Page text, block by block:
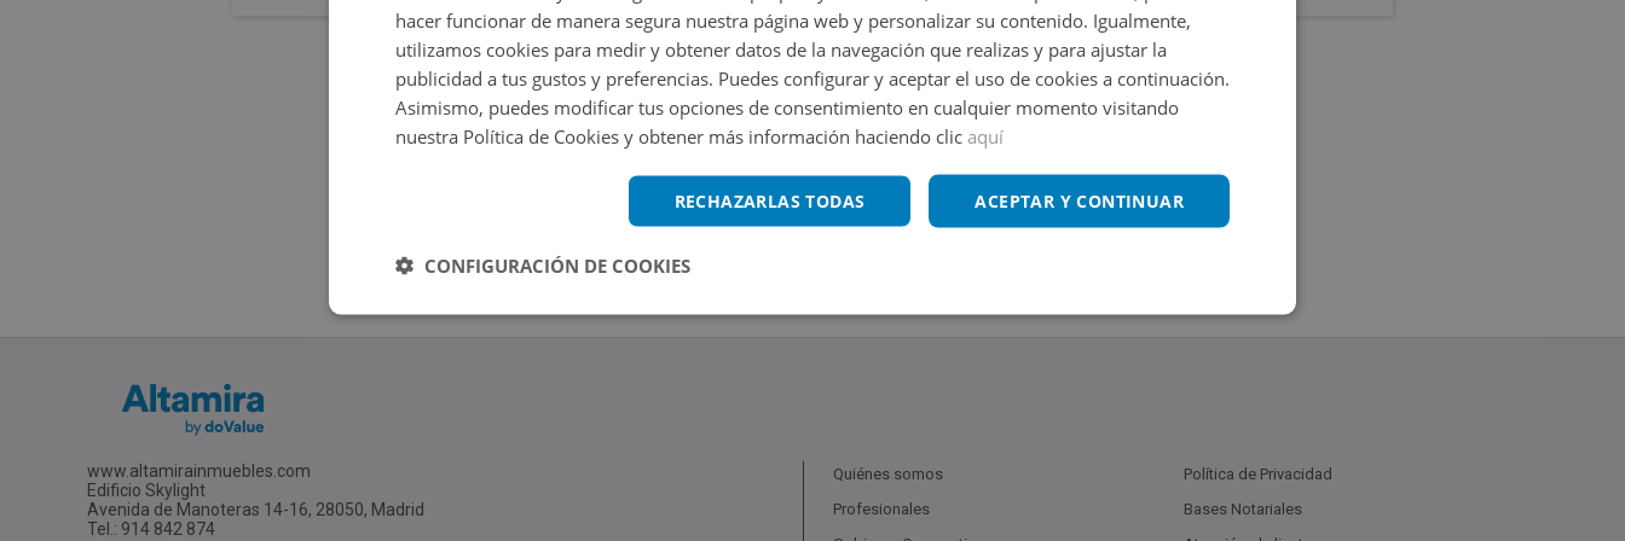
www.altamirainmuebles.com
Edificio Skylight
Avenida de Manoteras 14-16, 28050, Madrid
Tel.: 914 842 874
Quiénes somos
Profesionales
Política de Privacidad
Bases Notariales
hacer funcionar de manera segura nuestra página web y personalizar su contenido. Igualmente,
utilizamos cookies para medir y obtener datos de la navegación que realizas y para ajustar la
publicidad a tus gustos y preferencias. Puedes configurar y aceptar el uso de cookies a continuación.
Asimismo, puedes modificar tus opciones de consentimiento en cualquier momento visitando
nuestra Política de Cookies y obtener más información haciendo clic aquí
ACEPTAR Y CONTINUAR
RECHAZARLAS TODAS
CONFIGURACIÓN DE COOKIES